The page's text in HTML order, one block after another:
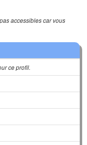
accessibles car vous
ce profil.